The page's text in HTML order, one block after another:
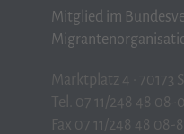
Mitglied im
Marktplatz 4 · 70173
Tel. 07 11/248 48 08-0
Fax 07 11/248 48 08-